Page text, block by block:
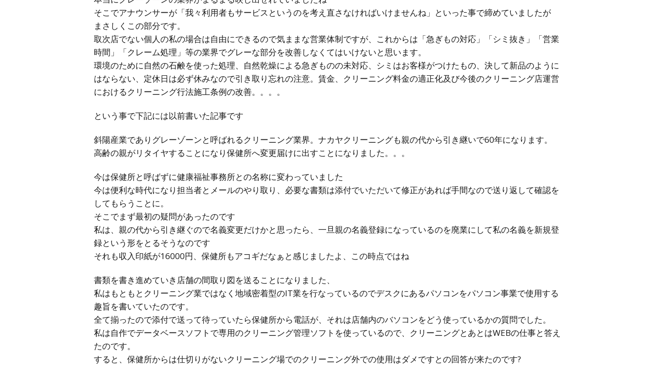
そこでアナウンサーが「我々利用者もサービスというのを考え直さなければいけませんね」といった事で締めていましたが
まさしくこの部分です。
取次店でない個人の私の場合は自由にできるので気ままな営業体制ですが、これからは「急ぎもの対応」「シミ抜き」「営業
時間」「クレーム処理」等の業界でグレーな部分を改善しなくてはいけないと思います。
環境のために自然の石鹸を使った処理、自然乾燥による急ぎものの未対応、シミはお客様がつけたもの、決して新品のように
はならない、定休日は必ず休みなので引き取り忘れの注意。賃金、クリーニング料金の適正化及び今後のクリーニング店運営
におけるクリーニング行法施工条例の改善。。。。
という事で下記には以前書いた記事です
斜陽産業でありグレーゾーンと呼ばれるクリーニング業界。ナカヤクリーニングも親の代から引き継いで60年になります。
高齢の親がリタイヤすることになり保健所へ変更届けに出すことになりました。。。
今は保健所と呼ばずに健康福祉事務所との名称に変わっていました
今は便利な時代になり担当者とメールのやり取り、必要な書類は添付でいただいて修正があれば手間なので送り返して確認を
してもらうことに。
そこでまず最初の疑問があったのです
私は、親の代から引き継ぐので名義変更だけかと思ったら、一旦親の名義登録になっているのを廃業にして私の名義を新規登
録という形をとるそうなのです
それも収入印紙が16000円、保健所もアコギだなぁと感じましたよ、この時点ではね
書類を書き進めていき店舗の間取り図を送ることになりました、
私はもともとクリーニング業ではなく地域密着型のIT業を行なっているのでデスクにあるパソコンをパソコン事業で使用する
趣旨を書いていたのです。
全て揃ったので添付で送って待っていたら保健所から電話が、それは店舗内のバソコンをどう使っているかの質問でした。
私は自作でデータベースソフトで専用のクリーニング管理ソフトを使っているので、クリーニングとあとはWEBの仕事と答え
たのです。
すると、保健所からは仕切りがないクリーニング場でのクリーニング外での使用はダメですとの回答が来たのです?